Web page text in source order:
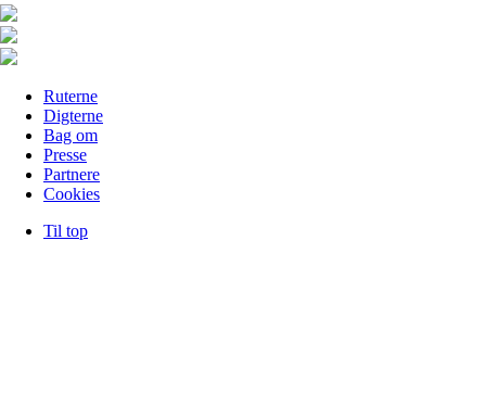
Ruterne
Digterne
Bag om
Presse
Partnere
Cookies
Til top